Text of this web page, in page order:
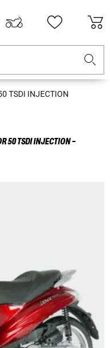
TSDI INJECTION
50 TSDI INJECTION -